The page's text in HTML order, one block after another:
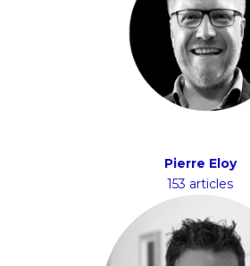
Pierre Eloy
153 articles